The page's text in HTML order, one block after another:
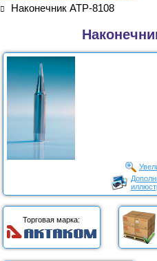
Наконечник АТР-8108
Торговая марка: